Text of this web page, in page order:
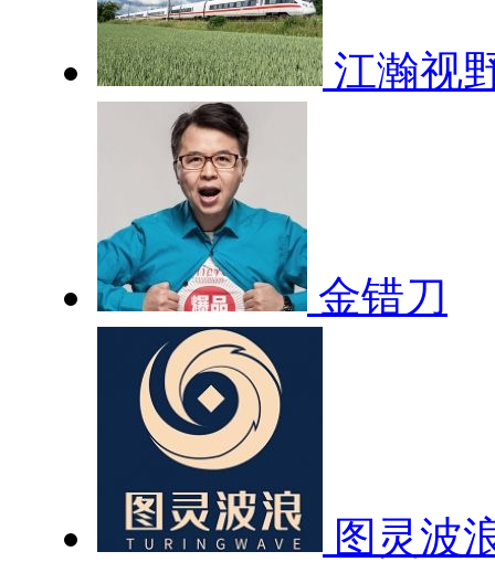
江瀚视
金错刀
图灵波